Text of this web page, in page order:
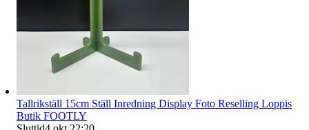
Tallrikställ 15cm Ställ Inredning Display Foto Reselling Loppis
Butik FOOTLY